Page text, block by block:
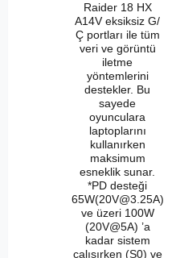
Raider 18 HX
A14V eksiksiz G/
Ç portları ile tüm
veri ve görüntü
iletme
yöntemlerini
destekler. Bu
sayede
oyunculara
laptoplarını
kullanırken
maksimum
esneklik sunar.
*PD desteği
65W(20V@3.25A)
ve üzeri 100W
(20V@5A) ’a
kadar sistem
çalışırken (S0) ve